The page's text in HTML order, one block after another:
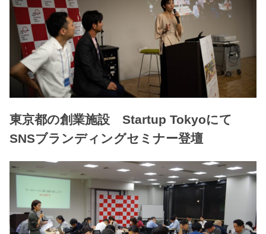
東京都の創業施設 Startup Tokyoにて
SNSブランディングセミナー登壇